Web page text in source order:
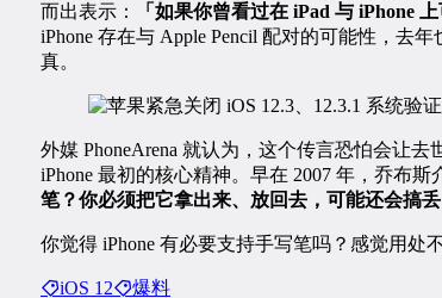
而出表示：
「如果你曾看过在 iPad 与 iPhone
iPhone 存在与 Apple Pencil 配对的可能性，去
真。
外媒 PhoneArena 就认为，这个传言恐怕会让去
iPhone 最初的核心精神。早在 2007 年，乔布
笔？你必须把它拿出来、放回去，可能还会搞
你觉得 iPhone 有必要支持手写笔吗？感觉用处
iOS 12 爆料